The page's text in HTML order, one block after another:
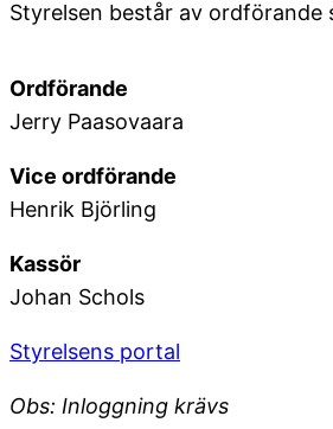
Styrelsen består av ordförande
Ordförande
Jerry Paasovaara
Vice ordförande
Henrik Björling
Kassör
Johan Schols
Styrelsens portal
Obs: Inloggning krävs